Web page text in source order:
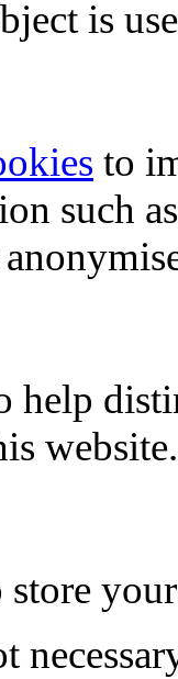
is
to
such
help
website.